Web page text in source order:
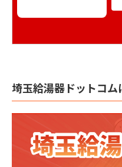
埼玉給湯器ドットコム